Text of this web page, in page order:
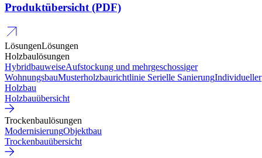
Produktübersicht (PDF)
LösungenLösungen
Holzbaulösungen
HybridbauweiseAufstockung und mehrgeschossiger
WohnungsbauMusterholzbaurichtlinie Serielle SanierungIndividueller
Holzbau
Holzbauübersicht
Trockenbaulösungen
ModernisierungObjektbau
Trockenbauübersicht